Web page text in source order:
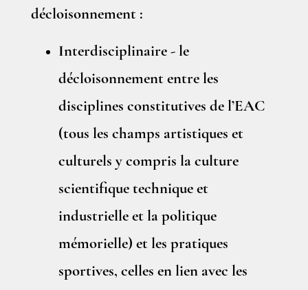
décloisonnement :
Interdisciplinaire - le
décloisonnement entre les
disciplines constitutives de l’EAC
(tous les champs artistiques et
culturels y compris la culture
scientifique technique et
industrielle et la politique
mémorielle) et les pratiques
sportives, celles en lien avec les